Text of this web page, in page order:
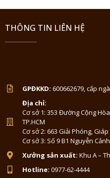
THÔNG TIN LIÊN HỆ
GPĐKKD: 600662679, cấp
Địa chỉ:
Cơ sở 1: 353 Đường Cộng
TP.HCM
Cơ sở 2: 663 Giải Phóng,
Cơ sở 3: Số 9 B1 Nguyễn
Xưởng sản xuất: Khu A –
Hotline: 0977-62-4444